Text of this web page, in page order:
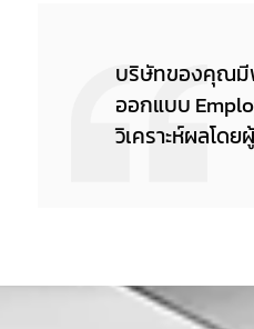
บริษัทของคุณมีพ
ออกแบบ
วิเคราะห์ผลโด